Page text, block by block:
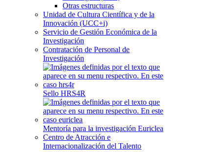
Otras estructuras
Unidad de Cultura Científica y de la
Innovación (UCC+i)
Servicio de Gestión Económica de la
Investigación
Contratación de Personal de
Investigación
Sello HRS4R
Mentoría para la investigación Euriclea
Centro de Atracción e
Internacionalización del Talento